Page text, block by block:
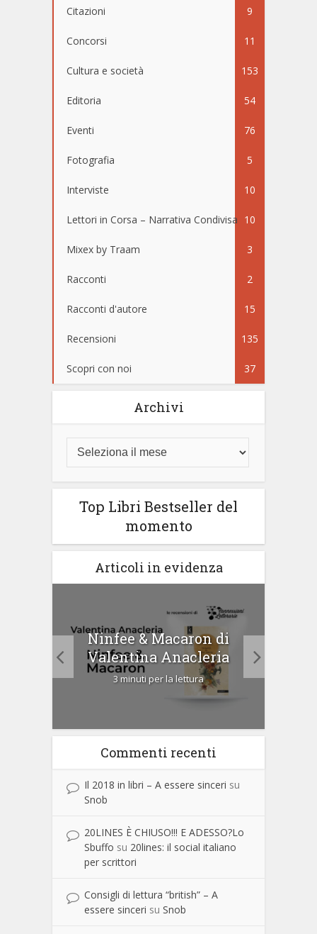
Citazioni 9
Concorsi 11
Cultura e società 153
Editoria 54
Eventi 76
Fotografia 5
Interviste 10
Lettori in Corsa – Narrativa Condivisa 10
Mixex by Traam 3
Racconti 2
Racconti d'autore 15
Recensioni 135
Scopri con noi 37
Archivi
Top Libri Bestseller del
momento
Articoli in evidenza
Ninfee & Macaron di
Valentina Anacleria
3 minuti per la lettura
Commenti recenti
Il 2018 in libri – A essere sinceri su
Snob
20LINES È CHIUSO!!! E ADESSO?Lo
Sbuffo su 20lines: il social italiano
per scrittori
Consigli di lettura “british” – A
essere sinceri su Snob